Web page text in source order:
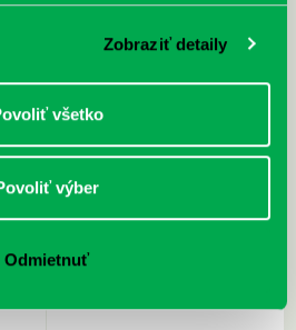
Zobraziť detaily
všetko
výber
Odmietnuťkompletný sprievodca